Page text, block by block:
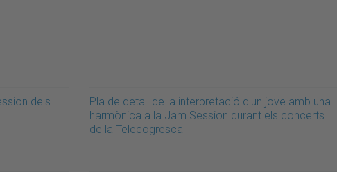
dels
Pla de detall de la interpretació d'un jove amb una
harmònica a la Jam Session durant els concerts
de la Telecogresca